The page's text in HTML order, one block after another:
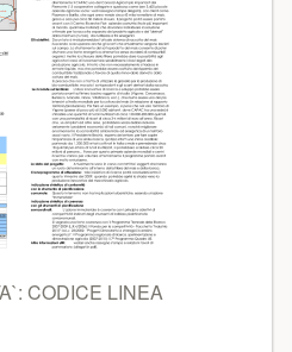
CODICE LINEA